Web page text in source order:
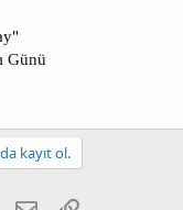
Günü
kayıt ol.